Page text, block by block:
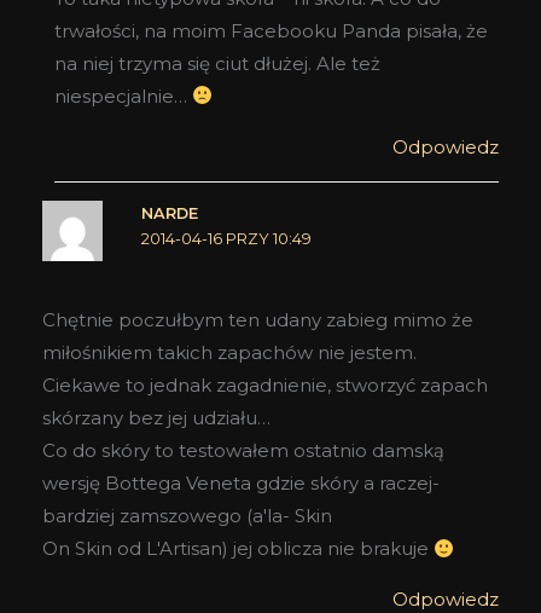
trwałości, na moim Facebooku Panda pisała, że
na niej trzyma się ciut dłużej. Ale też
niespecjalnie…
Odpowiedz
NARDE
2014-04-16 PRZY 10:49
Chętnie poczułbym ten udany zabieg mimo że
miłośnikiem takich zapachów nie jestem.
Ciekawe to jednak zagadnienie, stworzyć zapach
skórzany bez jej udziału…
Co do skóry to testowałem ostatnio damską
wersję Bottega Veneta gdzie skóry a raczej-
bardziej zamszowego (a'la- Skin
On Skin od L'Artisan) jej oblicza nie brakuje
Odpowiedz